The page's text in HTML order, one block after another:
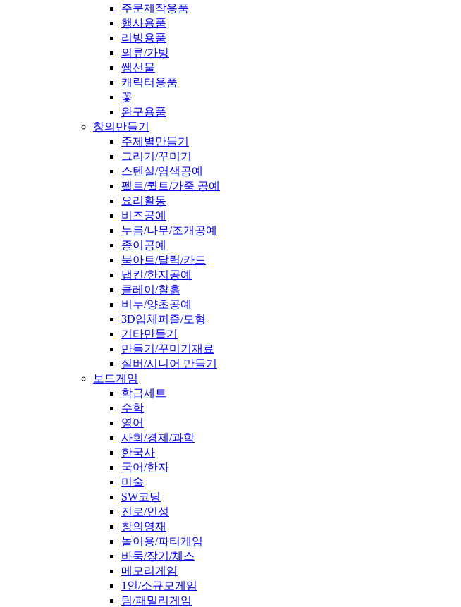
주문제작용품
행사용품
리빙용품
의류/가방
쌤선물
캐릭터용품
꽃
완구용품
창의만들기
주제별만들기
그리기/꾸미기
스텐실/염색공예
펠트/퀼트/가죽 공예
요리활동
비즈공예
누름/나무/조개공예
종이공예
북아트/달력/카드
냅킨/한지공예
클레이/찰흙
비누/양초공예
3D입체퍼즐/모형
기타만들기
만들기/꾸미기재료
실버/시니어 만들기
보드게임
학급세트
수학
영어
사회/경제/과학
한국사
국어/한자
미술
SW코딩
진로/인성
창의영재
놀이용/파티게임
바둑/장기/체스
메모리게임
1인/소규모게임
팀/패밀리게임